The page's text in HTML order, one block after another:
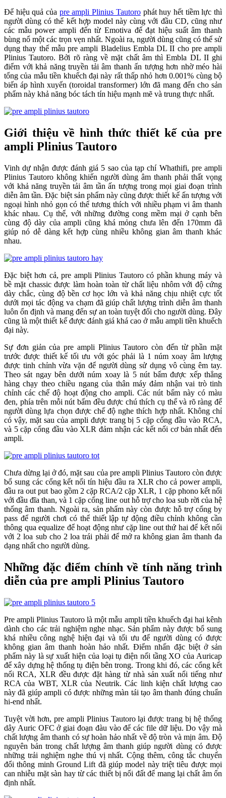
Để hiệu quả của pre ampli Plinius Tautorophát huy hết tiềm lực thì
người dùng có thể kết hợp model này cùng với đầu CD, cũng như
các mẫu power ampli đến từ Emotiva để đạt hiệu suất âm thanh
bùng nổ một các trọn vẹn nhất. Ngoài ra, người dùng cũng có thể sử
dụng thay thế mẫu pre ampli Bladelius Embla DL II cho pre ampli
Plinius Tautoro. Bởi rõ ràng về mặt chất âm thì Embla DL II ghi
điểm với khả năng truyền tải âm thanh ấn tượng hơn nhờ méo hài
tổng của mẫu tiền khuếch đại này rất thấp nhỏ hơn 0.001% cùng bộ
biến áp hình xuyến (toroidal transformer) lớn đã mang đến cho sản
phẩm này khả năng bóc tách tín hiệu mạnh mẽ và trung thực nhất.
Giới thiệu về hình thức thiết kế của pre
ampli Plinius Tautoro
Vinh dự nhận được đánh giá 5 sao của tạp chí Whathifi, pre ampli
Plinius Tautoro không khiến người dùng âm thanh phải thất vọng
với khả năng truyền tải âm tần ấn tượng trong mọi giai đoạn trình
diễn âm tần. Đặc biệt sản phẩm này cũng được thiết kế ấn tượng với
ngoại hình nhỏ gọn có thể tương thích với nhiều phạm vi âm thanh
khác nhau. Cụ thể, với những đường cong mềm mại ở cạnh bên
cùng độ dày của ampli cũng khá mỏng chưa lên đến 170mm đã
giúp nó dễ dàng kết hợp cùng nhiều không gian âm thanh khác
nhau.
Đặc biệt hơn cả, pre ampli Plinius Tautoro có phần khung máy và
bề mặt chassic được làm hoàn toàn từ chất liệu nhôm với độ cứng
dày chắc, cùng độ bền cơ học lớn và khả năng chịu nhiệt cực tốt
dưới mọi tác động va chạm đã giúp chất lượng trình diễn âm thanh
luôn ổn định và mang đến sự an toàn tuyệt đối cho người dùng. Đây
cũng là một thiết kế được đánh giá khá cao ở mẫu ampli tiền khuếch
đại này.
Sự đơn giản của pre ampli Plinius Tautoro còn đến từ phần mặt
trước được thiết kế tối ưu với góc phải là 1 núm xoay âm lượng
được tinh chỉnh vừa vặn để người dùng sử dụng vô cùng êm tay.
Theo sát ngay bên dưới núm xoay là 5 nút bấm được xếp thẳng
hàng chạy theo chiều ngang của thân máy đảm nhận vai trò tinh
chỉnh các chế độ hoạt động cho ampli. Các nút bấm này có màu
đen, phía trên mỗi nút bấm đều được chú thích cụ thể và rõ ràng để
người dùng lựa chọn được chế độ nghe thích hợp nhất. Không chỉ
có vậy, mặt sau của ampli được trang bị 5 cặp cổng đầu vào RCA,
và 5 cặp cổng đầu vào XLR đảm nhận các kết nối cơ bản nhất đến
ampli.
Chưa dừng lại ở đó, mặt sau của pre ampli Plinius Tautoro còn được
bổ sung các cổng kết nối tín hiệu đầu ra XLR cho cả power ampli,
đầu ra out put bao gồm 2 cặp RCA/2 cặp XLR, 1 cặp phono kết nối
với đầu đĩa than, và 1 cặp cổng line out hỗ trợ cho loa sub rời của hệ
thống âm thanh. Ngoài ra, sản phẩm này còn được hỗ trợ cổng by
pass để người chơi có thể thiết lập tự động điều chỉnh không cần
thông qua equalize để hoạt động như cặp line out thứ hai để kết nối
với 2 loa sub cho 2 loa trái phải để mở ra không gian âm thanh đa
dạng nhất cho người dùng.
Những đặc điểm chính về tính năng trình
diễn của pre ampli Plinius Tautoro
Pre ampli Plinius Tautoro là một mẫu ampli tiền khuếch đại hai kênh
dành cho các trải nghiệm nghe nhạc. Sản phẩm này được bổ sung
khá nhiều công nghệ hiện đại và tối ưu để người dùng có được
không gian âm thanh hoàn hảo nhất. Điểm nhấn đặc biệt ở sản
phẩm này là sự xuất hiện của loại tụ điện nối tầng XO của Auricap
để xây dựng hệ thống tụ điện bên trong. Trong khi đó, các cổng kết
nối RCA, XLR đều được đặt hàng từ nhà sản xuất nổi tiếng như
RCA của WBT, XLR của Neutrik. Các linh kiện chất lượng cao
này đã giúp ampli có được những màn tái tạo âm thanh đúng chuẩn
hi-end nhất.
Tuyệt vời hơn, pre ampli Plinius Tautoro lại được trang bị hệ thống
dây Auric OFC ở giai đoạn đàu vào để các file dữ liệu. Do vậy mà
chất lượng âm thanh có sự hoàn hảo nhất về độ tròn và mịn âm. Độ
nguyên bản trong chất lượng âm thanh giúp người dùng có được
những trải nghiệm nghe thú vị nhất. Cộng thêm, công tắc chuyển
đổi thông minh Ground Lift đã giúp model này triệt tiêu được mọi
can nhiễu mặt sàn hay từ các thiết bị nối đất để mang lại chất âm ổn
định nhất.